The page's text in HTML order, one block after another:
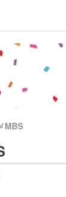
探す
編
バト
わからん！？
MBS